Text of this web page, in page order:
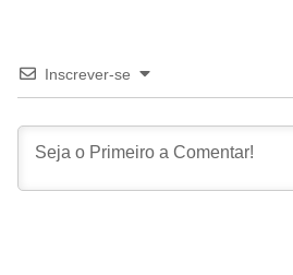
Inscrever-se